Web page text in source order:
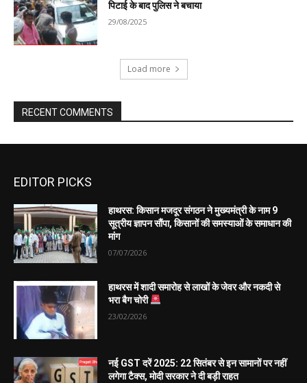
EDITOR PICKS
हाथरस: किसान मजदूर संगठन ने मुख्यमंत्री के नाम 9
सूत्रीय ज्ञापन सौंपा, किसानों की समस्याओं के समाधान की
मांग
07/07/2026
हाथरस में शादी समारोह से लाखों के जेवर और नकदी से
भरा बैग चोरी
23/02/2026
नई GST दरें 2025: 22 सितंबर से इन सामानों पर नहीं
लगेगा टैक्स, मोदी सरकार ने दी बड़ी राहत